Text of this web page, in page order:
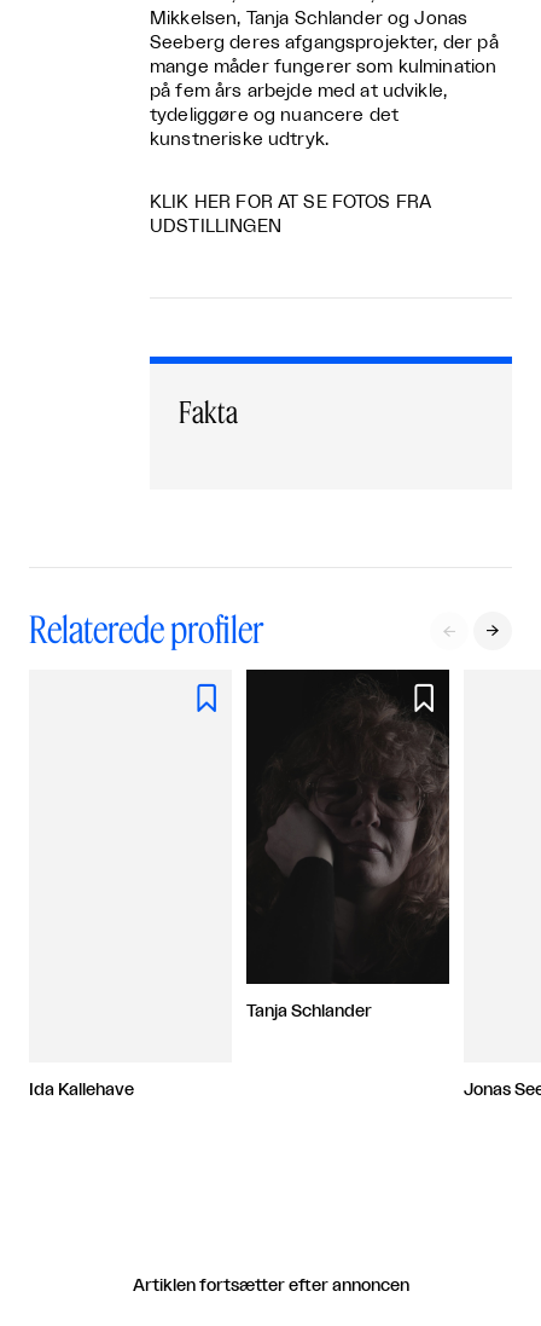
Mikkelsen, Tanja Schlander og Jonas
Seeberg deres afgangsprojekter, der på
mange måder fungerer som kulmination
på fem års arbejde med at udvikle,
tydeliggøre og nuancere det
kunstneriske udtryk.
KLIK HER FOR AT SE FOTOS FRA
UDSTILLINGEN
Fakta
Relaterede profiler  

Ida Kallehave

Tanja Schlander
Jonas
Artiklen fortsætter efter annoncen